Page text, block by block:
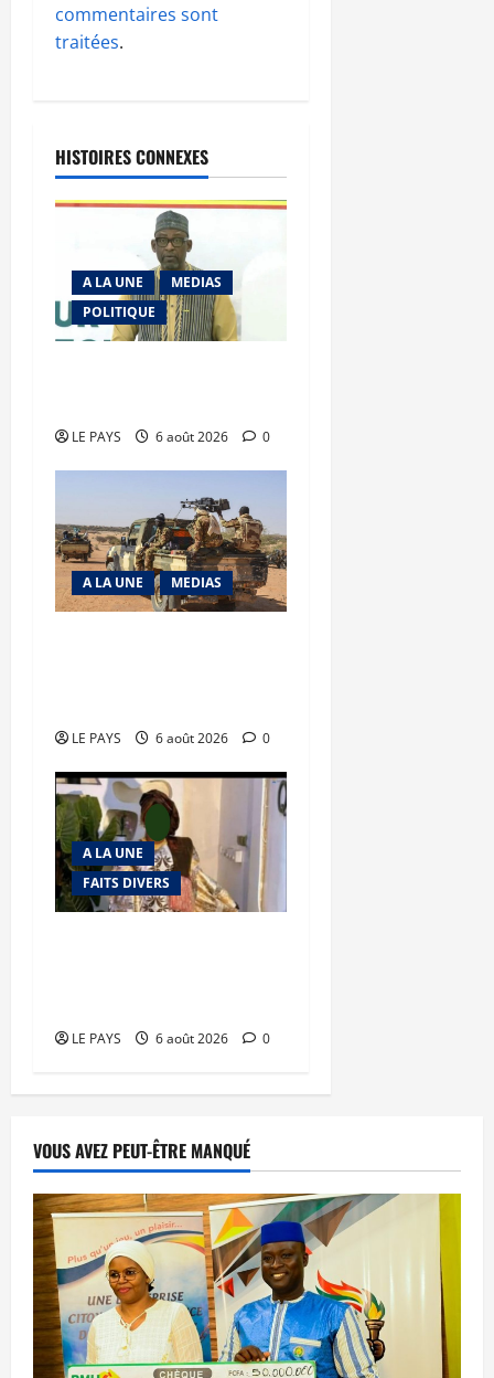
commentaires sont
traitées.
HISTOIRES CONNEXES
A LA UNE
MEDIAS
POLITIQUE
LE PAYS 6 août 2026 0
A LA UNE MEDIAS
LE PAYS 6 août 2026 0
A LA UNE
FAITS DIVERS
LE PAYS 6 août 2026 0
VOUS AVEZ PEUT-ÊTRE MANQUÉ